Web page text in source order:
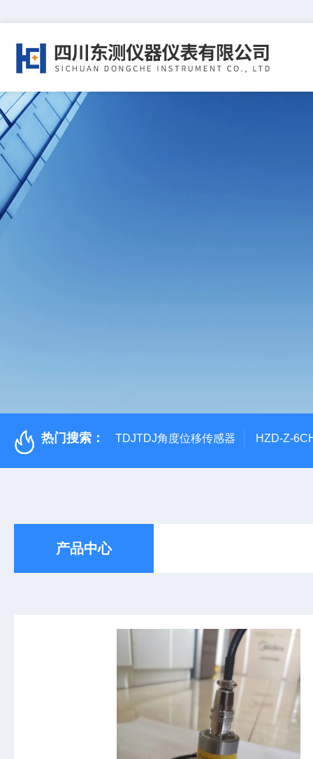
热门搜索： TDJTDJ角度位移传感器 HZD-Z-
产品中心